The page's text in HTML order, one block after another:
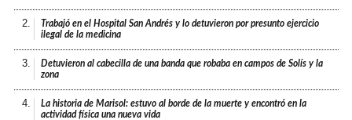
2.
Trabajó en el Hospital San Andrés y lo detuvieron por presunto ejercicio
ilegal de la medicina
3.
Detuvieron al cabecilla de una banda que robaba en campos de Solís y la
zona
4.
La historia de Marisol: estuvo al borde de la muerte y encontró en la
actividad física una nueva vida